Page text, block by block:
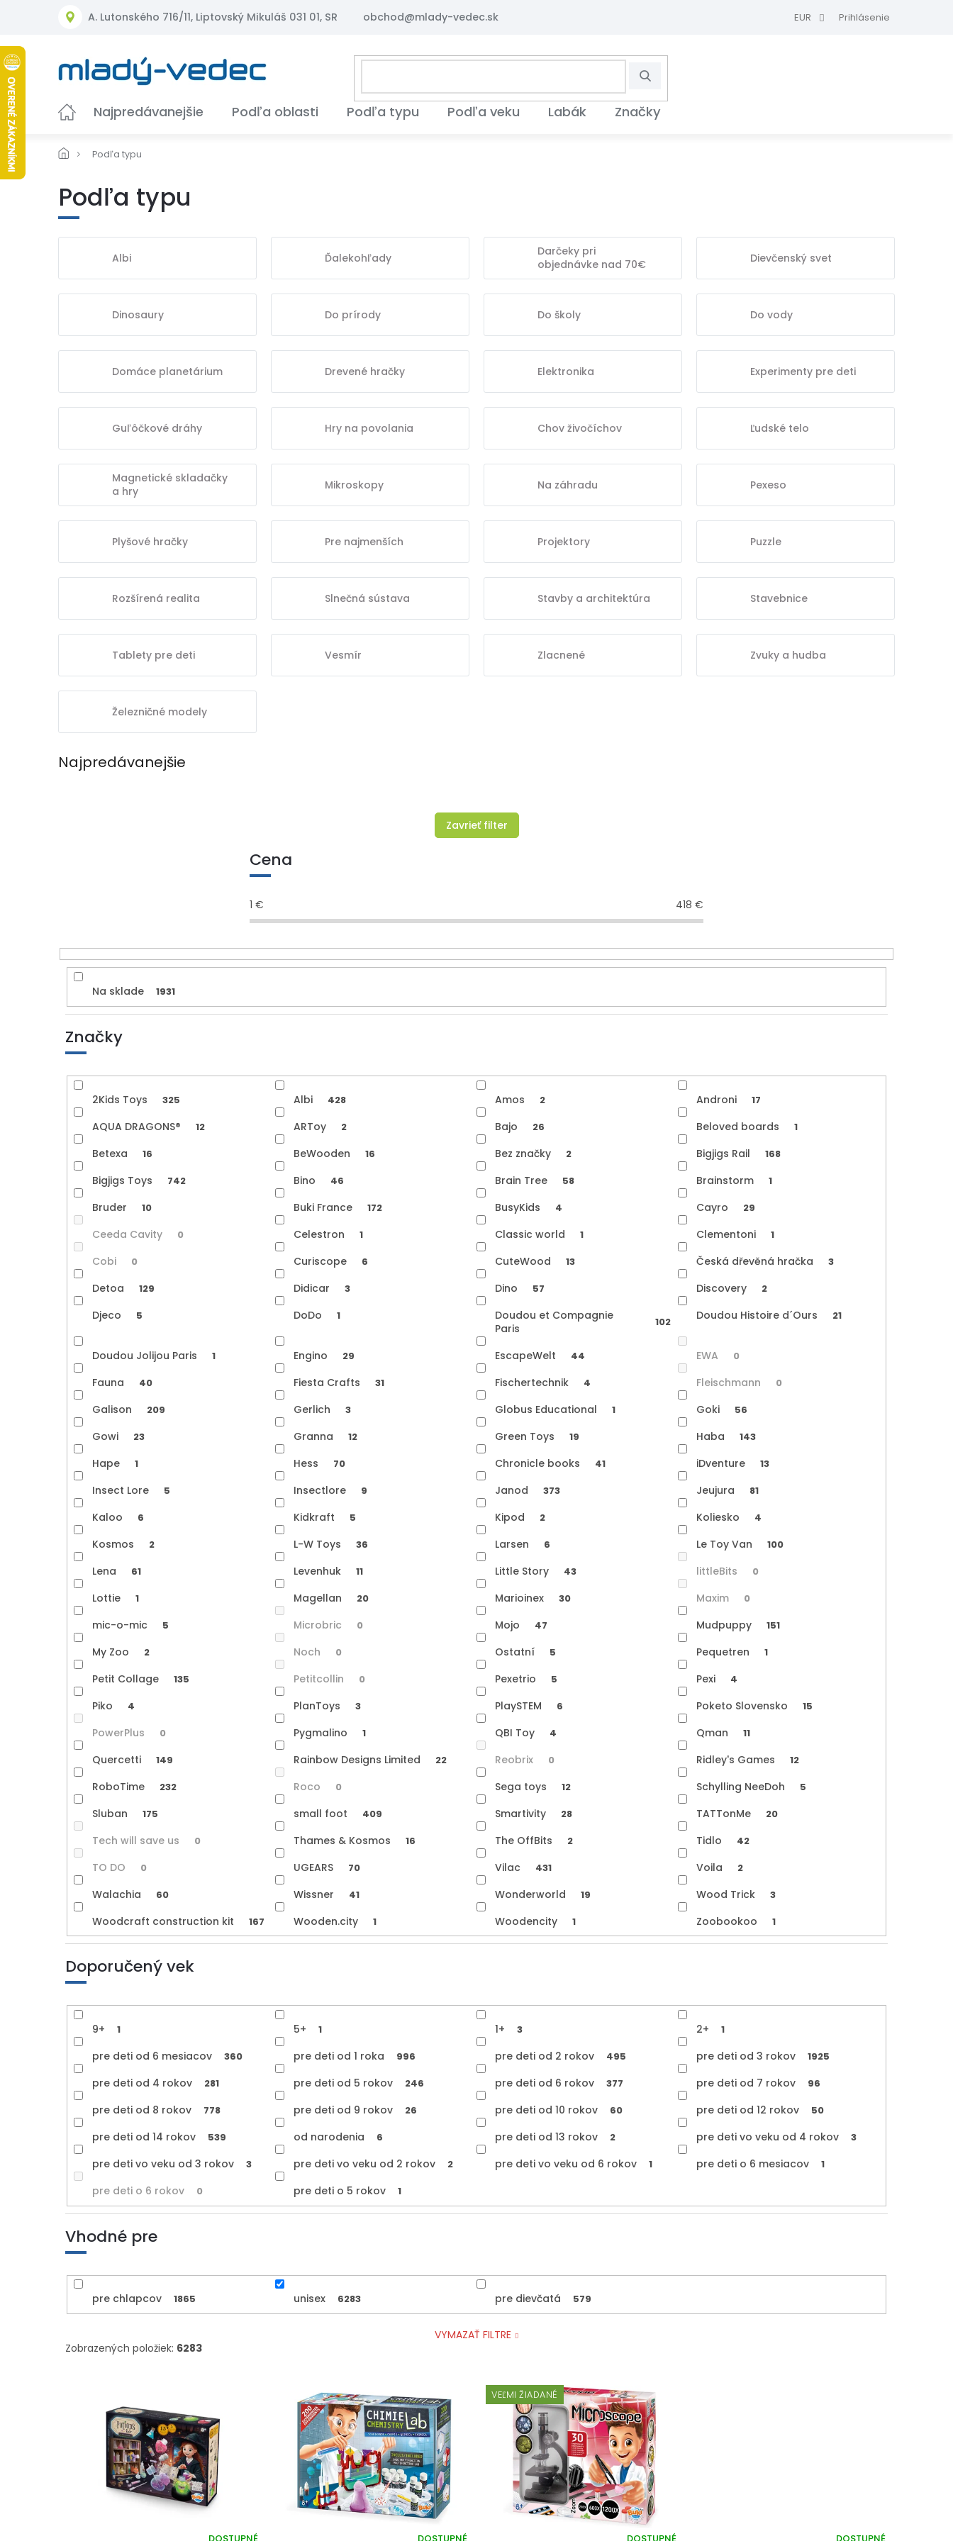
A. Lutonského 716/11, Liptovský Mikuláš 031 01, SR obchod@mlady-vedec.sk EUR Prihlásenie
Hľadať
Najpredávanejšie Podľa oblasti Podľa typu Podľa veku Labák Značky
Podľa typu
Podľa typu
Albi Ďalekohľady
Darčeky pri
objednávke nad 70€
Dievčenský svet
Dinosaury Do prírody Do školy Do vody
Domáce planetárium Drevené hračky Elektronika Experimenty pre deti
Guľôčkové dráhy Hry na povolania Chov živočíchov Ľudské telo
Magnetické skladačky
a hry
Mikroskopy Na záhradu Pexeso
Plyšové hračky Pre najmenších Projektory Puzzle
Rozšírená realita Slnečná sústava Stavby a architektúra Stavebnice
Tablety pre deti Vesmír Zlacnené Zvuky a hudba
Železničné modely
Najpredávanejšie
Zavrieť filter
Cena
1 € 418 €
Na sklade 1931
Značky
2Kids Toys 325 Albi 428 Amos 2 Androni 17
AQUA DRAGONS® 12 ARToy 2 Bajo 26 Beloved boards 1
Betexa 16 BeWooden 16 Bez značky 2 Bigjigs Rail 168
Bigjigs Toys 742 Bino 46 Brain Tree 58 Brainstorm 1
Bruder 10 Buki France 172 BusyKids 4 Cayro 29
Ceeda Cavity 0 Celestron 1 Classic world 1 Clementoni 1
Cobi 0 Curiscope 6 CuteWood 13 Česká dřevěná hračka 3
Detoa 129 Didicar 3 Dino 57 Discovery 2
Djeco 5 DoDo 1
Doudou et Compagnie
Paris
102 Doudou Histoire d´Ours 21
Doudou Jolijou Paris 1 Engino 29 EscapeWelt 44 EWA 0
Fauna 40 Fiesta Crafts 31 Fischertechnik 4 Fleischmann 0
Galison 209 Gerlich 3 Globus Educational 1 Goki 56
Gowi 23 Granna 12 Green Toys 19 Haba 143
Hape 1 Hess 70 Chronicle books 41 iDventure 13
Insect Lore 5 Insectlore 9 Janod 373 Jeujura 81
Kaloo 6 Kidkraft 5 Kipod 2 Koliesko 4
Kosmos 2 L-W Toys 36 Larsen 6 Le Toy Van 100
Lena 61 Levenhuk 11 Little Story 43 littleBits 0
Lottie 1 Magellan 20 Marioinex 30 Maxim 0
mic-o-mic 5 Microbric 0 Mojo 47 Mudpuppy 151
My Zoo 2 Noch 0 Ostatní 5 Pequetren 1
Petit Collage 135 Petitcollin 0 Pexetrio 5 Pexi 4
Piko 4 PlanToys 3 PlaySTEM 6 Poketo Slovensko 15
PowerPlus 0 Pygmalino 1 QBI Toy 4 Qman 11
Quercetti 149 Rainbow Designs Limited 22 Reobrix 0 Ridley's Games 12
RoboTime 232 Roco 0 Sega toys 12 Schylling NeeDoh 5
Sluban 175 small foot 409 Smartivity 28 TATTonMe 20
Tech will save us 0 Thames & Kosmos 16 The OffBits 2 Tidlo 42
TO DO 0 UGEARS 70 Vilac 431 Voila 2
Walachia 60 Wissner 41 Wonderworld 19 Wood Trick 3
Woodcraft construction kit 167 Wooden.city 1 Woodencity 1 Zoobookoo 1
Doporučený vek
9+ 1 5+ 1 1+ 3 2+ 1
pre deti od 6 mesiacov 360 pre deti od 1 roka 996 pre deti od 2 rokov 495 pre deti od 3 rokov 1925
pre deti od 4 rokov 281 pre deti od 5 rokov 246 pre deti od 6 rokov 377 pre deti od 7 rokov 96
pre deti od 8 rokov 778 pre deti od 9 rokov 26 pre deti od 10 rokov 60 pre deti od 12 rokov 50
pre deti od 14 rokov 539 od narodenia 6 pre deti od 13 rokov 2 pre deti vo veku od 4 rokov 3
pre deti vo veku od 3 rokov 3 pre deti vo veku od 2 rokov 2 pre deti vo veku od 6 rokov 1 pre deti o 6 mesiacov 1
pre deti o 6 rokov 0 pre deti o 5 rokov 1
Vhodné pre
pre chlapcov 1865 unisex 6283 pre dievčatá 579
VYMAZAŤ FILTRE
Zobrazených položiek: 6283
DOSTUPNÉ DOSTUPNÉ
VEĽMI ŽIADANÉ
DOSTUPNÉ DOSTUPNÉ